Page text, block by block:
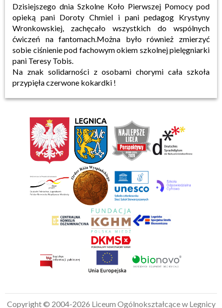
Dzisiejszego dnia Szkolne Koło Pierwszej Pomocy pod
opieką pani Doroty Chmiel i pani pedagog Krystyny
Wronkowskiej, zachęcało wszystkich do wspólnych
ćwiczeń na fantomach.Można było również zmierzyć
sobie ciśnienie pod fachowym okiem szkolnej pielęgniarki
pani Teresy Tobis.
Na znak solidarności z osobami chorymi cała szkoła
przypięła czerwone kokardki !
Copyright © 2004-2026 Liceum Ogólnokształcące w Legnicy